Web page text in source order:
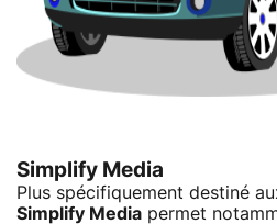
Simplify Media
Plus spécifiquement destiné
Simplify Media permet